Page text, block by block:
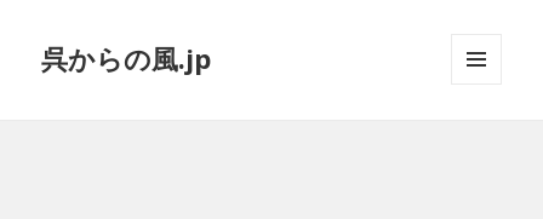
呉からの風.jp